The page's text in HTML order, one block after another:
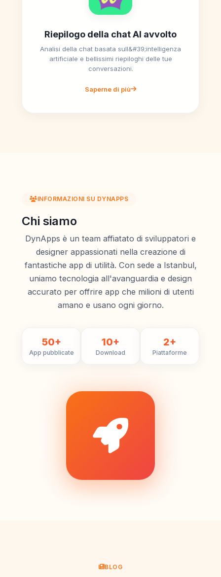
Riepilogo della chat AI avvolto
Analisi della chat basata sull&#39;intelligenza
artificiale e bellissimi riepiloghi delle tue
conversazioni.
Saperne di più
INFORMAZIONI SU DYNAPPS
Chi siamo
DynApps è un team affiatato di sviluppatori e
designer appassionati nella creazione di
fantastiche app di utilità. Con sede a Istanbul,
uniamo tecnologia all'avanguardia e design
accurato per offrire app che milioni di utenti
amano e usano ogni giorno.
50+
App pubblicate
10+
Download
2+
Piattaforme
BLOG